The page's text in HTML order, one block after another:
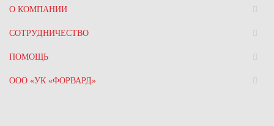
О КОМПАНИИ
СОТРУДНИЧЕСТВО
ПОМОЩЬ
ООО «УК «ФОРВАРД»